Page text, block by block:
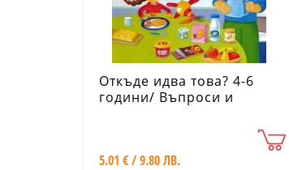
Откъде идва това? 4-6
години/ Въпроси и
5.01 € / 9.80 ЛВ.